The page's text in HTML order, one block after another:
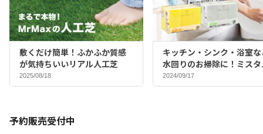
敷くだけ簡単！ふかふか質感
が気持ちいいリアル人工芝
2025/08/18
キッチン・シンク・浴室な
水回りのお掃除に！ミスタ
マックスバイヤーおすすめ
ポンジ♪
2024/09/17
予約販売受付中